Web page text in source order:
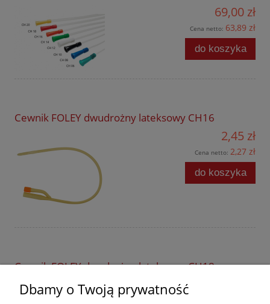
69,00 zł
Cena netto: 63,89 zł
do koszyka
Cewnik FOLEY dwudrożny lateksowy CH16
2,45 zł
Cena netto: 2,27 zł
do koszyka
Cewnik FOLEY dwudrożny lateksowy CH18
Dbamy o Twoją prywatność